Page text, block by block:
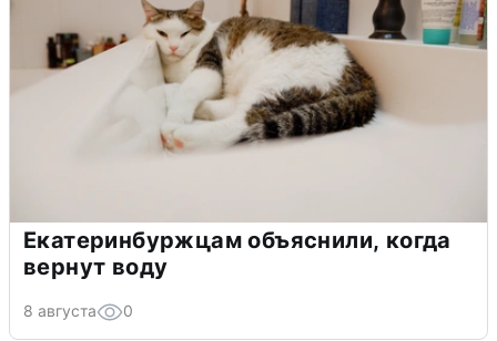
Екатеринбуржцам объяснили, когда
вернут воду
8 августа 0